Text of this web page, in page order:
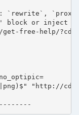
`rewrite`,
block or inject
free-help/
"http://